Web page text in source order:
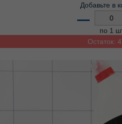
Добавьте в
–
по 1
Остаток: